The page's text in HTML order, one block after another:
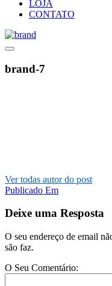
LOJA
CONTATO
brand-7
Ver todas autor do post
Post
Publicado Em
Deixe uma Resposta
O seu endereço de email
são faz.
O Seu Comentário: